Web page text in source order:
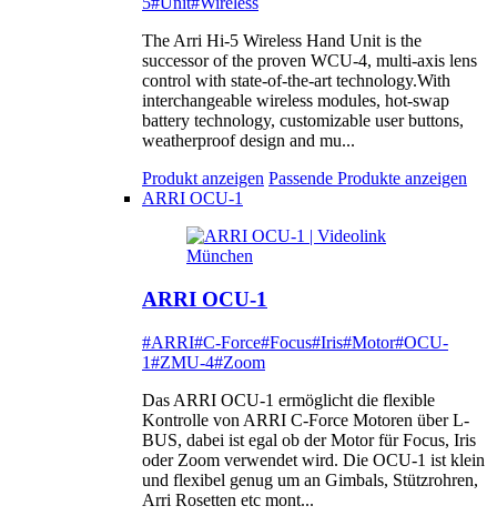
The Arri Hi-5 Wireless Hand Unit is the
successor of the proven WCU-4, multi-axis lens
control with state-of-the-art technology.With
interchangeable wireless modules, hot-swap
battery technology, customizable user buttons,
weatherproof design and mu...
Produkt anzeigen Passende Produkte anzeigen
ARRI OCU-1
ARRI OCU-1
#ARRI#C-Force#Focus#Iris#Motor#OCU-
1#ZMU-4#Zoom
Das ARRI OCU-1 ermöglicht die flexible
Kontrolle von ARRI C-Force Motoren über L-
BUS, dabei ist egal ob der Motor für Focus, Iris
oder Zoom verwendet wird. Die OCU-1 ist klein
und flexibel genug um an Gimbals, Stützrohren,
Arri Rosetten etc mont...